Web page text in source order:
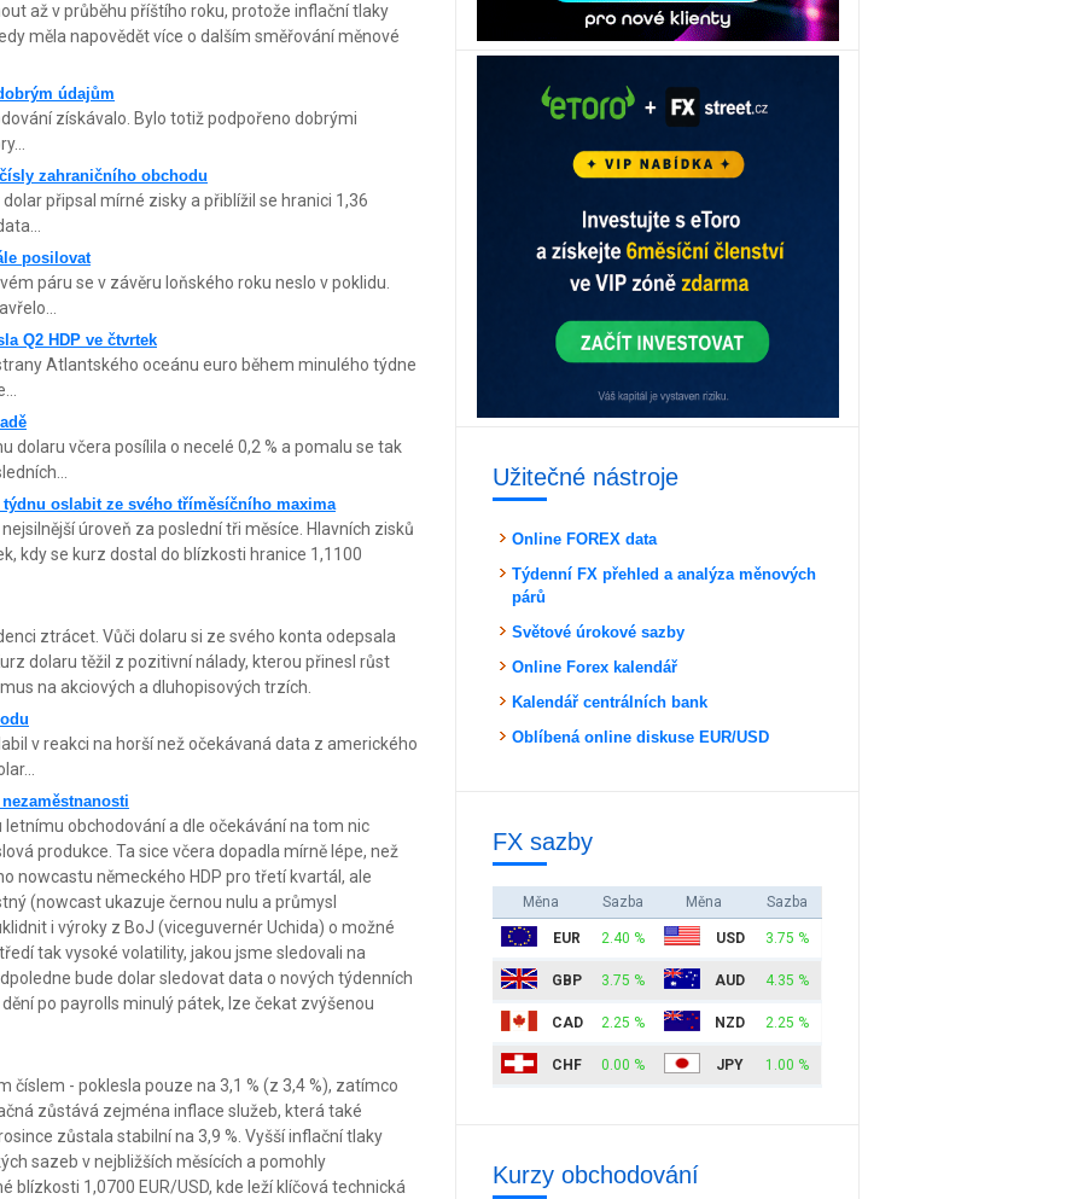
až v průběhu příštího roku, protože inflační tlaky
měla napovědět více o dalším směřování měnové
údajům
získávalo. Bylo totiž podpořeno dobrými
zahraničního obchodu
připsal mírné zisky a přiblížil se hranici 1,36
posilovat
páru se v závěru loňského roku neslo v poklidu.
Q2 HDP ve čtvrtek
Atlantského oceánu euro během minulého týdne
dolaru včera posílila o necelé 0,2 % a pomalu se tak
oslabit ze svého tříměsíčního maxima
úroveň za poslední tři měsíce. Hlavních zisků
kdy se kurz dostal do blízkosti hranice 1,1100
ztrácet. Vůči dolaru si ze svého konta odepsala
dolaru těžil z pozitivní nálady, kterou přinesl růst
na akciových a dluhopisových trzích.
v reakci na horší než očekávaná data z amerického
letnímu obchodování a dle očekávání na tom nic
produkce. Ta sice včera dopadla mírně lépe, než
nowcastu německého HDP pro třetí kvartál, ale
(nowcast ukazuje černou nulu a průmysl
i výroky z BoJ (viceguvernér Uchida) o možné
tak vysoké volatility, jakou jsme sledovali na
bude dolar sledovat data o nových týdenních
po payrolls minulý pátek, lze čekat zvýšenou
číslem - poklesla pouze na 3,1 % (z 3,4 %), zatímco
zůstává zejména inflace služeb, která také
zůstala stabilní na 3,9 %. Vyšší inflační tlaky
sazeb v nejbližších měsících a pomohly
blízkosti 1,0700 EUR/USD, kde leží klíčová technická
Užitečné nástroje
Online FOREX data
Týdenní FX přehled a analýza měnových
párů
Světové úrokové sazby
Online Forex kalendář
Kalendář centrálních bank
Oblíbená online diskuse EUR/USD
FX sazby
Měna Sazba Měna Sazba
EUR 2.40 % USD 3.75 %
GBP 3.75 % AUD 4.35 %
CAD 2.25 % NZD 2.25 %
CHF 0.00 % JPY 1.00 %
Kurzy obchodování